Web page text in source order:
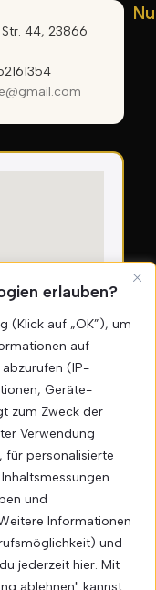
erlauben?
(Klick auf „OK”), um
auf
(IP-
Geräte-
zum Zweck der
Verwendung
für personalisierte
und
Informationen
und
jederzeit hier. Mit
ablehnen" kannst
44, 23866